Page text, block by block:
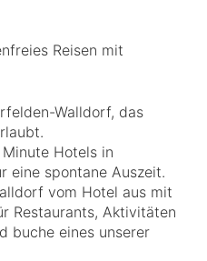
Reisen mit
Walldorf, das
Hotels in
eine spontane Auszeit.
vom Hotel aus mit
Restaurants, Aktivitäten
buche eines unserer